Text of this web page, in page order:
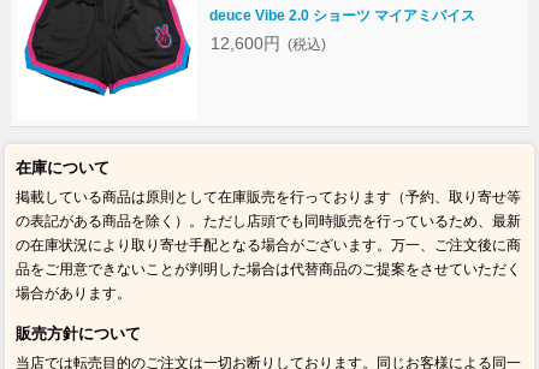
deuce Vibe 2.0 ショーツ マイアミバイス
12,600円 (税込)
在庫について
掲載している商品は原則として在庫販売を行っております（予約、取り寄せ等
の表記がある商品を除く）。ただし店頭でも同時販売を行っているため、最新
の在庫状況により取り寄せ手配となる場合がございます。万一、ご注文後に商
品をご用意できないことが判明した場合は代替商品のご提案をさせていただく
場合があります。
販売方針について
当店では転売目的のご注文は一切お断りしております。同じお客様による同一